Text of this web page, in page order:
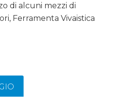
di alcuni mezzi di
Ferramenta Vivaistica